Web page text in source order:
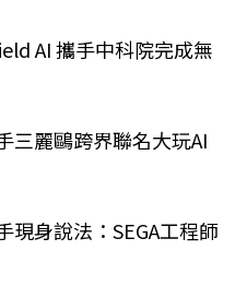
AI 攜手中科院完成無
三麗鷗跨界聯名大玩AI
現身說法：SEGA工程師